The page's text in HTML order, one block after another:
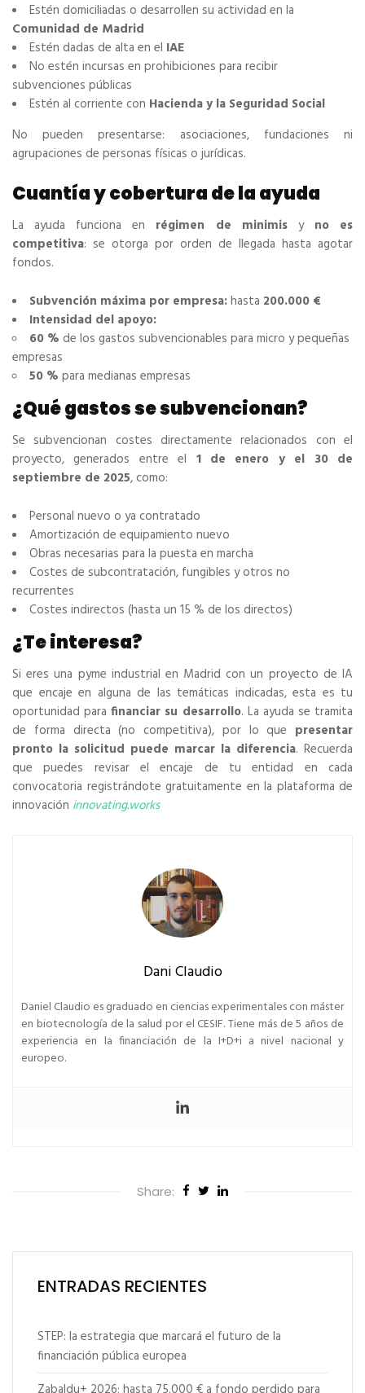
Estén domiciliadas o desarrollen su actividad en la
Comunidad de Madrid
Estén dadas de alta en el IAE
No estén incursas en prohibiciones para recibir
subvenciones públicas
Estén al corriente con Hacienda y la Seguridad Social
No pueden presentarse: asociaciones, fundaciones ni
agrupaciones de personas físicas o jurídicas.
Cuantía y cobertura de la ayuda
La ayuda funciona en régimen de minimisy no es
competitiva: se otorga por orden de llegada hasta agotar
fondos.
Subvención máxima por empresa:hasta 200.000 €
Intensidad del apoyo:
60 % de los gastos subvencionables para micro y pequeñas
empresas
50 % para medianas empresas
¿Qué gastos se subvencionan?
Se subvencionan costes directamente relacionados con el
proyecto, generados entre el 1 de enero y el 30 de
septiembre de 2025, como:
Personal nuevo o ya contratado
Amortización de equipamiento nuevo
Obras necesarias para la puesta en marcha
Costes de subcontratación, fungibles y otros no
recurrentes
Costes indirectos (hasta un 15 % de los directos)
¿Te interesa?
Si eres una pyme industrial en Madrid con un proyecto de IA
que encaje en alguna de las temáticas indicadas, esta es tu
oportunidad parafinanciar su desarrollo. La ayuda se tramita
de forma directa (no competitiva), por lo que presentar
pronto la solicitud puede marcar la diferencia. Recuerda
que puedes revisar el encaje de tu entidad en cada
convocatoria registrándote gratuitamente en la plataforma de
innovación innovating.works
Dani Claudio
Daniel Claudio es graduado en ciencias experimentales con máster
en biotecnología de la salud por el CESIF. Tiene más de 5 años de
experiencia en la financiación de la I+D+i a nivel nacional y
europeo.
Share:
ENTRADAS RECIENTES
STEP: la estrategia que marcará el futuro de la
financiación pública europea